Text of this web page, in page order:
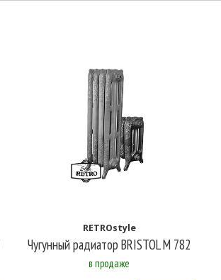
RETROstyle
Чугунный радиатор BRISTOL M 782
в продаже